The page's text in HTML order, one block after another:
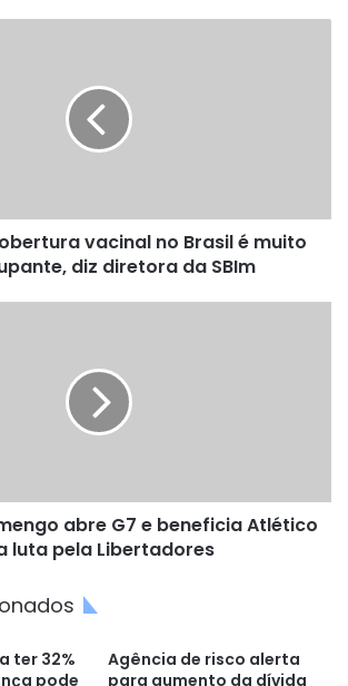
vacinal no Brasil é muito
diz diretora da SBIm
abre G7 e beneficia Atlético
luta pela Libertadores
ter 32%
pode
Agência de risco alerta
para aumento da dívida